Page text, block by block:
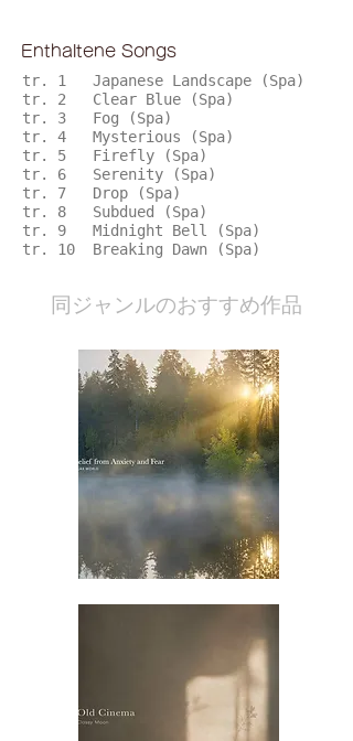
Enthaltene Songs
tr. 1 Japanese Landscape (Spa)
tr. 2 Clear Blue (Spa)
tr. 3 Fog (Spa)
tr. 4 Mysterious (Spa)
tr. 5 Firefly (Spa)
tr. 6 Serenity (Spa)
tr. 7 Drop (Spa)
tr. 8 Subdued (Spa)
tr. 9 Midnight Bell (Spa)
tr. 10 Breaking Dawn (Spa)
​同ジャンルのおすすめ作品